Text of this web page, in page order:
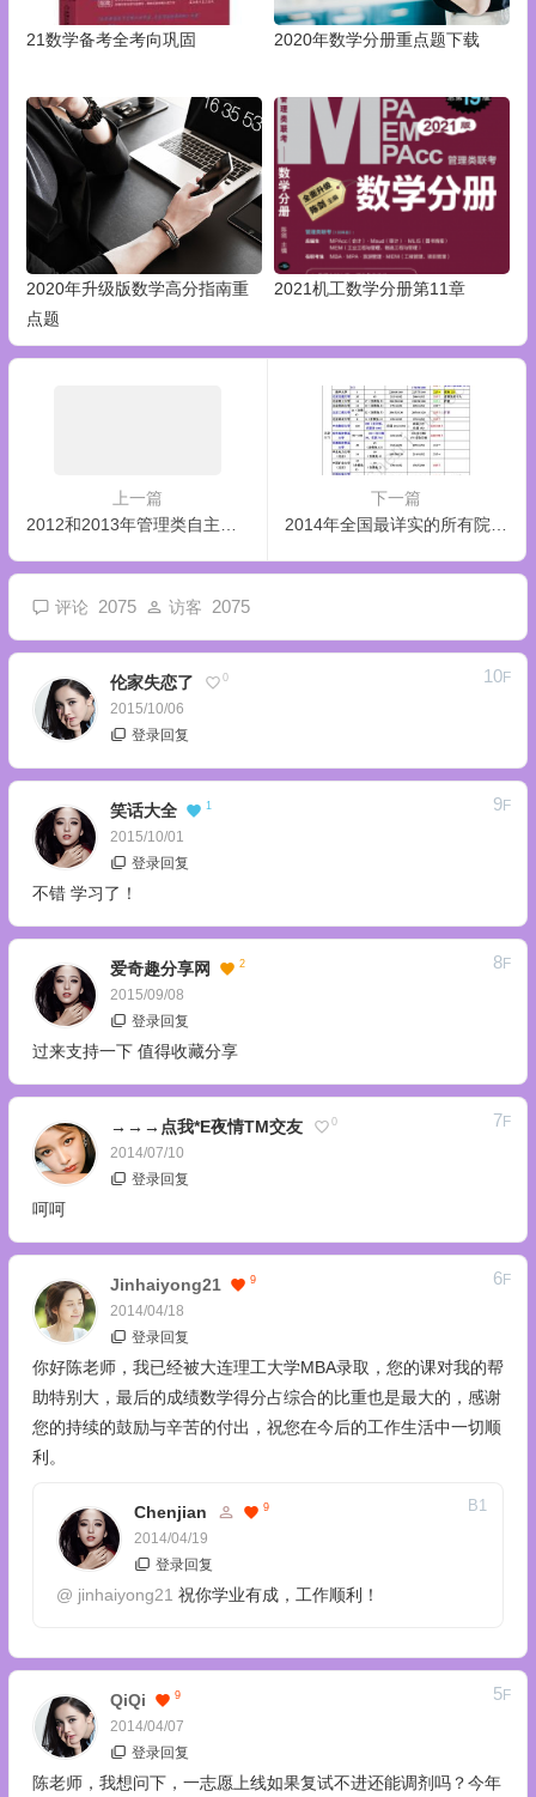
21数学备考全考向巩固 2020年数学分册重点题下载
2020年升级版数学高分指南重
点题
2021机工数学分册第11章
上一篇
下一篇
评论 2075 访客 2075
伦家失恋了 0
2015/10/06
10F
登录回复
笑话大全 1
2015/10/01
9F
登录回复
不错 学习了！
爱奇趣分享网 2
2015/09/08
8F
登录回复
过来支持一下 值得收藏分享
→→→点我*E夜情TM交友 0
2014/07/10
7F
登录回复
呵呵
Jinhaiyong21 9
2014/04/18
6F
登录回复
你好陈老师，我已经被大连理工大学MBA录取，您的课对我的帮
助特别大，最后的成绩数学得分占综合的比重也是最大的，感谢
您的持续的鼓励与辛苦的付出，祝您在今后的工作生活中一切顺
利。
Chenjian 9
2014/04/19
B1
登录回复
@ jinhaiyong21 祝你学业有成，工作顺利！
QiQi 9
2014/04/07
5F
登录回复
陈老师，我想问下，一志愿上线如果复试不进还能调剂吗？今年